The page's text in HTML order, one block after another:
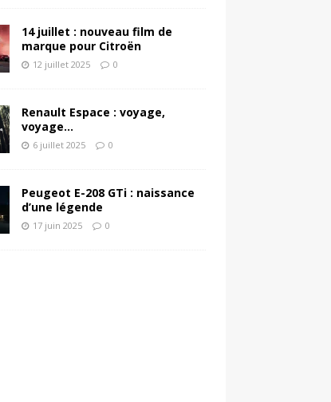
14 juillet : nouveau film de
marque pour Citroën
12 juillet 2025 0
Renault Espace : voyage,
voyage…
6 juillet 2025 0
Peugeot E-208 GTi : naissance
d’une légende
17 juin 2025 0